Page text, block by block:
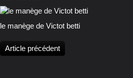
le manège de Victot betti
Article précédent